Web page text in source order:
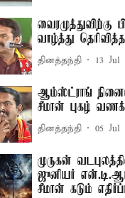
வைரமுத்துவிற்கு
வாழ்த்து
தினத்தந்தி 13 Jul
ஆம்ஸ்ட்ராங்
சீமான் புகழ்
தினத்தந்தி 05 Jul
முருகன்
ஜுனியர்
சீமான் கடும்